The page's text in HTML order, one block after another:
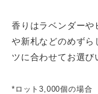
香りはラベンダーや
や新札などのめずら
ツに合わせてお選び
*ロット3,000個の場合